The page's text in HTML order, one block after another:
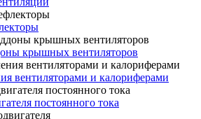
крышных вентиляторов
вентиляторами и калориферами
постоянного тока